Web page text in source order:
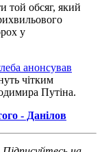
той обсяг, який
у
анонсував
чітким
Путіна.
- Данілов